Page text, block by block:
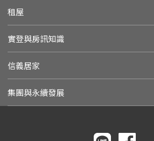
租屋
實登與房訊知識
信義居家
集團與永續發展